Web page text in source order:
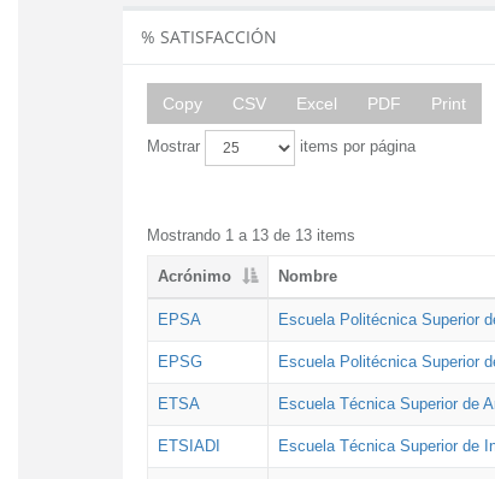
% SATISFACCIÓN
Copy CSV Excel PDF Print
Mostrar items por página
Mostrando 1 a 13 de 13 items
Acrónimo Nombre
EPSA Escuela Politécnica Superior
EPSG Escuela Politécnica Superior
ETSA Escuela Técnica Superior de
ETSIADI Escuela Técnica Superior de